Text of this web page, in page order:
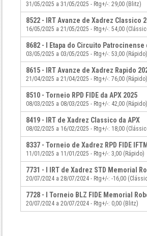
31/05/2025 a 31/05/2025 - Rtg+/-: 29,00 (Blitz)
8522 - IRT Avanze de Xadrez Classico
16/05/2025 a 21/05/2025 - Rtg+/-: 54,00
8682 - I Etapa do Circuito Patrocinense
03/05/2025 a 03/05/2025 - Rtg+/-: 53,00 (Rápido)
8615 - IRT Avanze de Xadrez Rapido
21/04/2025 a 21/04/2025 - Rtg+/-: 76,00 (Rápido)
8510 - Torneio RPD FIDE da APX 2025
08/03/2025 a 08/03/2025 - Rtg+/-: 42,00 (Rápido)
8419 - IRT de Xadrez Classico da APX
08/02/2025 a 16/02/2025 - Rtg+/-: 18,00
8337 - Torneio de Xadrez RPD FIDE
11/01/2025 a 11/01/2025 - Rtg+/-: 3,00 (Rápido)
7731 - I IRT de Xadrez STD Memorial
20/07/2024 a 28/07/2024 - Rtg+/-: -16,00
7728 - I Torneio BLZ FIDE Memorial
20/07/2024 a 20/07/2024 - Rtg+/-: 0,00 (Blitz)